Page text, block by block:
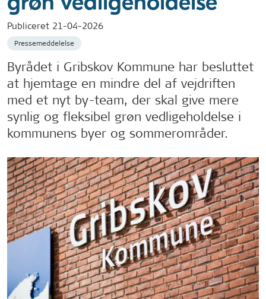
Publiceret 21-04-2026
Pressemeddelelse
Byrådet i Gribskov Kommune har besluttet
at hjemtage en mindre del af vejdriften
med et nyt by-team, der skal give mere
synlig og fleksibel grøn vedligeholdelse i
kommunens byer og sommerområder.